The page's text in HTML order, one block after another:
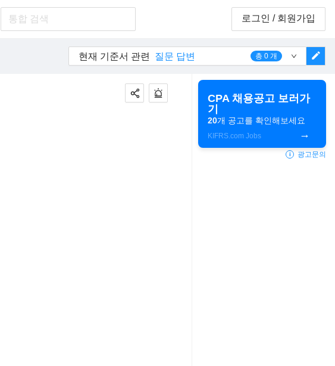
로그인 / 회원가입
현재 기준서 관련 질문 답변 총 0 개 edit
CPA 채용공고 보러가
기
20개 공고를 확인해보세요
KIFRS.com Jobs
i 광고문의